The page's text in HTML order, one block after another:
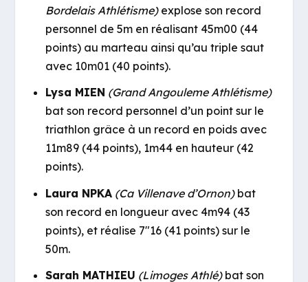
Bordelais Athlétisme)explose son record
personnel de 5m en réalisant 45m00 (44
points) au marteau ainsi qu’au triple saut
avec 10m01 (40 points).
Lysa MIEN (Grand Angouleme Athlétisme)
bat son record personnel d’un point sur le
triathlon grâce à un record en poids avec
11m89 (44 points), 1m44 en hauteur (42
points).
Laura NPKA (Ca Villenave d’Ornon)bat
son record en longueur avec 4m94 (43
points), et réalise 7″16 (41 points) sur le
50m.
Sarah MATHIEU (Limoges Athlé)bat son